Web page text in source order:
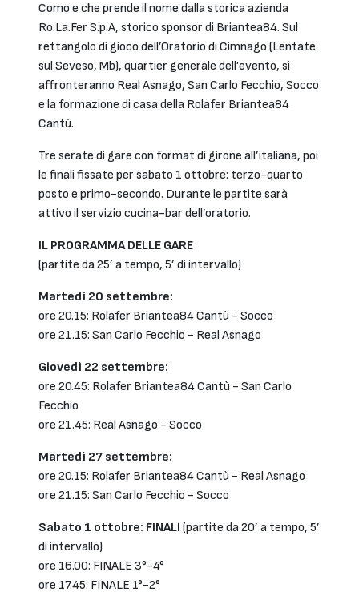
Como e che prende il nome dalla storica azienda
Ro.La.Fer S.p.A, storico sponsor di Briantea84. Sul
rettangolo di gioco dell’Oratorio di Cimnago (Lentate
sul Seveso, Mb), quartier generale dell’evento, si
affronteranno Real Asnago, San Carlo Fecchio, Socco
e la formazione di casa della Rolafer Briantea84
Cantù.
Tre serate di gare con format di girone all’italiana, poi
le finali fissate per sabato 1 ottobre: terzo-quarto
posto e primo-secondo. Durante le partite sarà
attivo il servizio cucina-bar dell’oratorio.
IL PROGRAMMA DELLE GARE
(partite da 25’ a tempo, 5’ di intervallo)
Martedì 20 settembre:
ore 20.15: Rolafer Briantea84 Cantù - Socco
ore 21.15: San Carlo Fecchio - Real Asnago
Giovedì 22 settembre:
ore 20.45: Rolafer Briantea84 Cantù - San Carlo
Fecchio
ore 21.45: Real Asnago - Socco
Martedì 27 settembre:
ore 20.15: Rolafer Briantea84 Cantù - Real Asnago
ore 21.15: San Carlo Fecchio - Socco
Sabato 1 ottobre: FINALI (partite da 20’ a tempo, 5’
di intervallo)
ore 16.00: FINALE 3°-4°
ore 17.45: FINALE 1°-2°